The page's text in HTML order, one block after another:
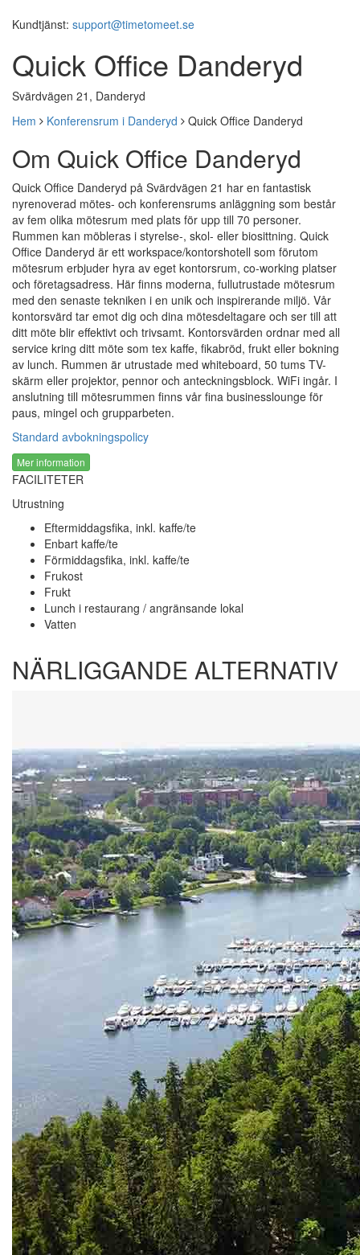
Kundtjänst: support@timetomeet.se
Quick Office Danderyd
Svärdvägen 21, Danderyd
Hem
Konferensrum i Danderyd Quick Office Danderyd
Om Quick Office Danderyd
Quick Office Danderyd på Svärdvägen 21 har en fantastisk
nyrenoverad mötes- och konferensrums anläggning som består
av fem olika mötesrum med plats för upp till 70 personer.
Rummen kan möbleras i styrelse-, skol- eller biosittning. Quick
Office Danderyd är ett workspace/kontorshotell som förutom
mötesrum erbjuder hyra av eget kontorsrum, co-working platser
och företagsadress. Här finns moderna, fullutrustade mötesrum
med den senaste tekniken i en unik och inspirerande miljö. Vår
kontorsvärd tar emot dig och dina mötesdeltagare och ser till att
ditt möte blir effektivt och trivsamt. Kontorsvärden ordnar med all
service kring ditt möte som tex kaffe, fikabröd, frukt eller bokning
av lunch. Rummen är utrustade med whiteboard, 50 tums TV-
skärm eller projektor, pennor och anteckningsblock. WiFi ingår. I
anslutning till mötesrummen finns vår fina businesslounge för
paus, mingel och grupparbeten.
Standard avbokningspolicy
Mer information
FACILITETER
Utrustning
Eftermiddagsfika, inkl. kaffe/te
Enbart kaffe/te
Förmiddagsfika, inkl. kaffe/te
Frukost
Frukt
Lunch i restaurang / angränsande lokal
Vatten
NÄRLIGGANDE ALTERNATIV